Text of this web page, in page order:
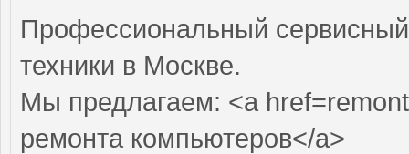
Профессиональный
техники в Москве.
Мы предлагаем: <a
ремонта компьютеров</a>